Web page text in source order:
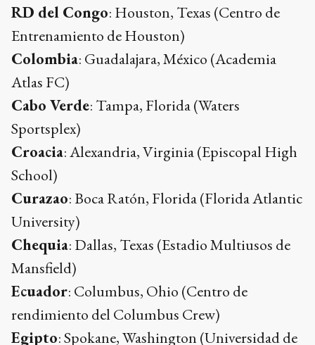
RD del Congo: Houston, Texas (Centro de
Entrenamiento de Houston)
Colombia: Guadalajara, México (Academia
Atlas FC)
Cabo Verde: Tampa, Florida (Waters
Sportsplex)
Croacia: Alexandria, Virginia (Episcopal High
School)
Curazao: Boca Ratón, Florida (Florida Atlantic
University)
Chequia: Dallas, Texas (Estadio Multiusos de
Mansfield)
Ecuador: Columbus, Ohio (Centro de
rendimiento del Columbus Crew)
Egipto: Spokane, Washington (Universidad de